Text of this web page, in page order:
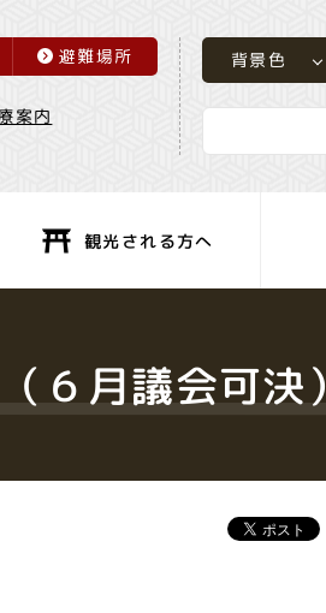
避難場所
案内
背景色
観光される方へ
６月議会可決）